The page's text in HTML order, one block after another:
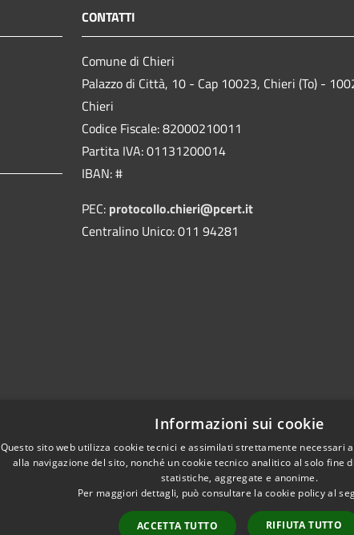
CONTATTI
Comune di Chieri
Palazzo di Città, 10 - Cap 10023, Chieri (To) -
Chieri
Codice Fiscale: 82000210011
Partita IVA: 01131200014
IBAN: #
PEC: protocollo.chieri@pcert.it
Centralino Unico: 011 94281
Informazioni sui cookie
Questo sito web utilizza cookie tecnici e assimilati strettamente necessari
alla navigazione del sito, nonché un cookie tecnico analitico al solo fine
statistiche, aggregate e anonime.
Per maggiori dettagli, può consultare la cookie policy al
ACCETTA TUTTO RIFIUTA TUTTO